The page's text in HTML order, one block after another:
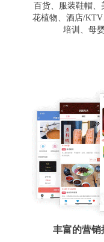
百货、服装鞋帽、
花植物、酒店/
培训、母
丰富的营销